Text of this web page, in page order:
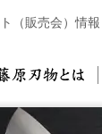
（販売会）情報
覧